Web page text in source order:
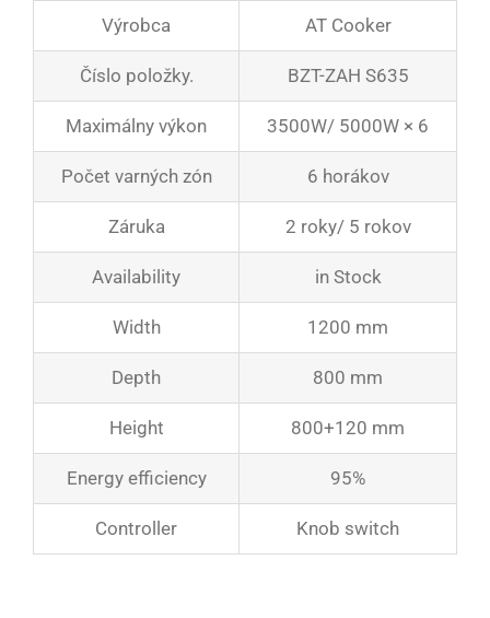
Výrobca AT Cooker
Číslo položky. BZT-ZAH S635
Maximálny výkon 3500W/ 5000W × 6
Počet varných zón 6 horákov
Záruka 2 roky/ 5 rokov
Availability in Stock
Width 1200 mm
Depth 800 mm
Height 800+120 mm
Energy efficiency 95%
Controller Knob switch